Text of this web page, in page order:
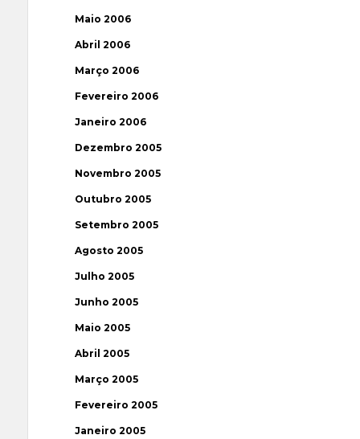
Maio 2006
Abril 2006
Março 2006
Fevereiro 2006
Janeiro 2006
Dezembro 2005
Novembro 2005
Outubro 2005
Setembro 2005
Agosto 2005
Julho 2005
Junho 2005
Maio 2005
Abril 2005
Março 2005
Fevereiro 2005
Janeiro 2005